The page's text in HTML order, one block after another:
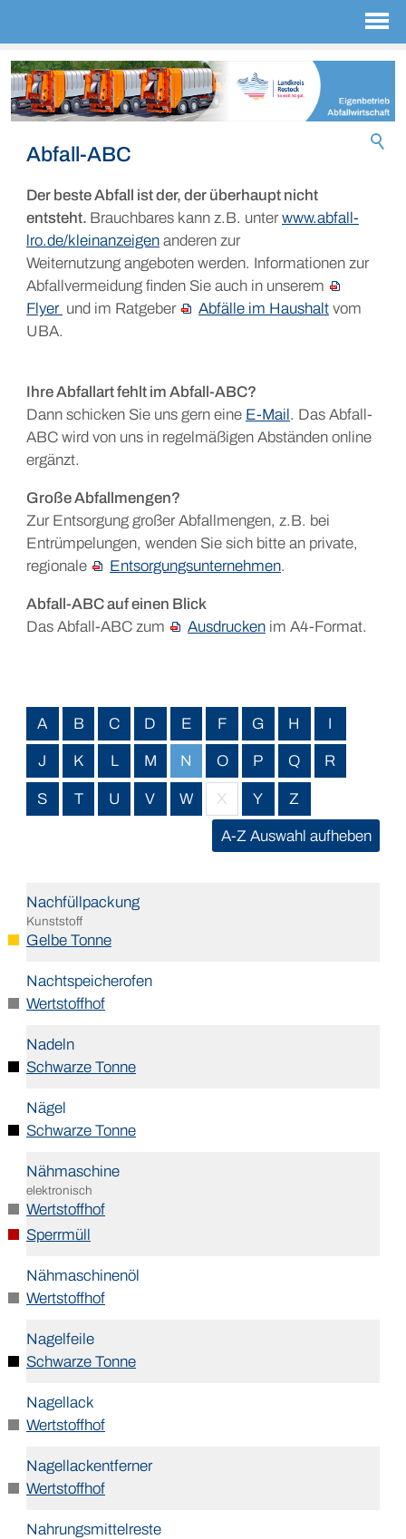
Abfall-ABC
Der beste Abfall ist der, der überhaupt nicht
entsteht. Brauchbares kann z.B. unterwww.abfall-
lro.de/kleinanzeigen anderen zur
Weiternutzung angeboten werden. Informationen zur
Abfallvermeidung finden Sie auch in unserem
Flyer und im Ratgeber Abfälle im Haushalt vom
UBA.
Ihre Abfallart fehlt im Abfall-ABC?
Dann schicken Sie uns gern eine E-Mail. Das Abfall-
ABC wird von uns in regelmäßigen Abständen online
ergänzt.
Große Abfallmengen?
Zur Entsorgung großer Abfallmengen, z.B. bei
Entrümpelungen, wenden Sie sich bitte an private,
regionale
Entsorgungsunternehmen.
Abfall-ABC auf einen Blick
Das Abfall-ABC zum
Ausdrucken im A4-Format.
A B C D E F G H I
J K L M N O P Q R
S T U V W X Y Z
A-Z Auswahl aufheben
Nachfüllpackung
Kunststoff
Gelbe Tonne
Nachtspeicherofen
Wertstoffhof
Nadeln
Schwarze Tonne
Nägel
Schwarze Tonne
Nähmaschine
elektronisch
Wertstoffhof
Sperrmüll
Nähmaschinenöl
Wertstoffhof
Nagelfeile
Schwarze Tonne
Nagellack
Wertstoffhof
Nagellackentferner
Wertstoffhof
Nahrungsmittelreste